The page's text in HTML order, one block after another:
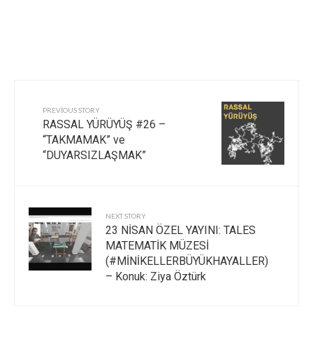
PREVIOUS STORY
RASSAL YÜRÜYÜŞ #26 –
“TAKMAMAK” ve
“DUYARSIZLAŞMAK”
NEXT STORY
23 NİSAN ÖZEL YAYINI: TALES
MATEMATİK MÜZESİ
(#MİNİKELLERBÜYÜKHAYALLER)
– Konuk: Ziya Öztürk